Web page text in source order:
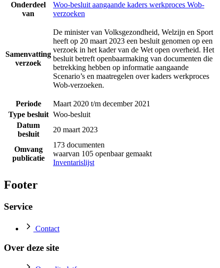
Onderdeel
van
Woo-besluit aangaande kaders werkproces Wob-
verzoeken
Samenvatting
verzoek
De minister van Volksgezondheid, Welzijn en Sport
heeft op 20 maart 2023 een besluit genomen op een
verzoek in het kader van de Wet open overheid. Het
besluit betreft openbaarmaking van documenten die
betrekking hebben op informatie aangaande
Scenario’s en maatregelen over kaders werkproces
Wob-verzoeken.
Periode
Maart 2020 t/m december 2021
Type besluit Woo-besluit
Datum
besluit
20 maart 2023
Omvang
publicatie
173 documenten
waarvan 105 openbaar gemaakt
Inventarislijst
Footer
Service
Contact
Over deze site